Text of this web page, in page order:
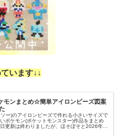
います↓ ↓
モンまとめ☆簡単アイロンビーズ図案
ー)のアイロンビーズで作れる小さいサイズで
ポケモン(ポケットモンスター)作品をまとめ
更新は終わりましたが、ほそぼそと2026年も